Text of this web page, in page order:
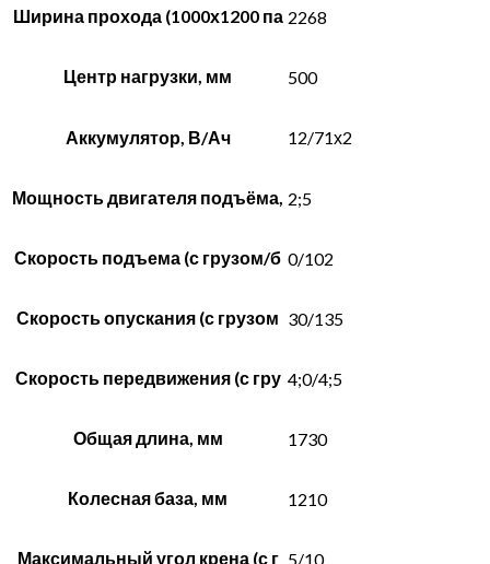
Ширина прохода (1000х1200 па 2268
Центр нагрузки, мм 500
Аккумулятор, В/Ач 12/71х2
Мощность двигателя подъёма, 2;5
Скорость подъема (с грузом/б 0/102
Скорость опускания (с грузом 30/135
Скорость передвижения (с гру 4;0/4;5
Общая длина, мм 1730
Колесная база, мм 1210
Максимальный угол крена (с г 5/10